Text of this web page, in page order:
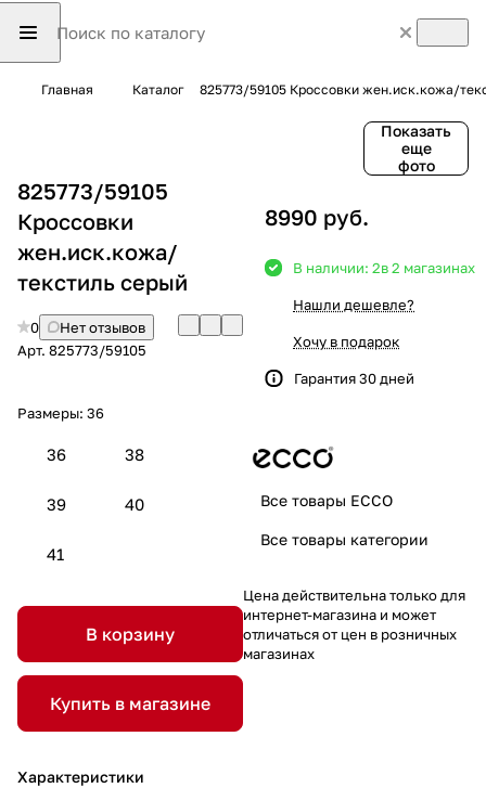
Главная Каталог 825773/59105 Кроссовки жен.иск.кожа/
Показать
еще
фото
825773/59105
Кроссовки
жен.иск.кожа/
текстиль серый
0
Нет отзывов
Арт. 825773/59105
Размеры: 36
36 38
39 40
41
В корзину
Купить в магазине
Характеристики
8990 руб.
В наличии: 2в 2 магазинах
Нашли дешевле?
Хочу в подарок
Гарантия 30 дней
Все товары ECCO
Все товары категории
Цена действительна только для
интернет-магазина и может
отличаться от цен в розничных
магазинах